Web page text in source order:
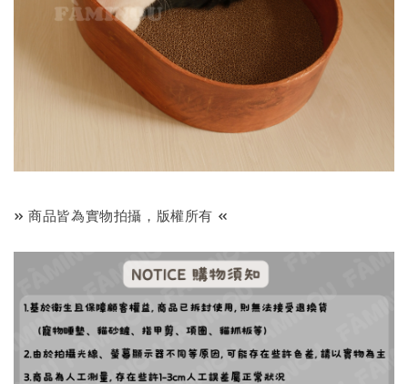
» 商品皆為實物拍攝，版權所有 «